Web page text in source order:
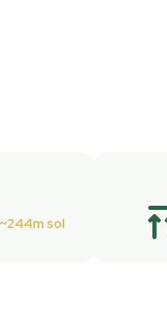
244m sol